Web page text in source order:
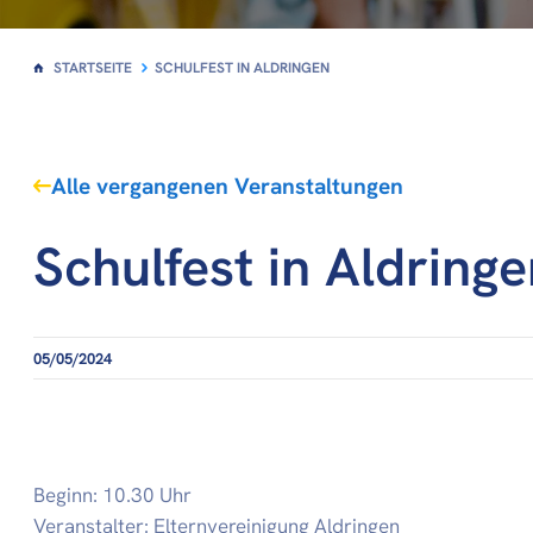
STARTSEITE SCHULFEST IN ALDRINGEN
Alle vergangenen Veranstaltungen
Schulfest in
05/05/2024
Beginn: 10.30 Uhr
Veranstalter: Elternvereinigung Aldringen